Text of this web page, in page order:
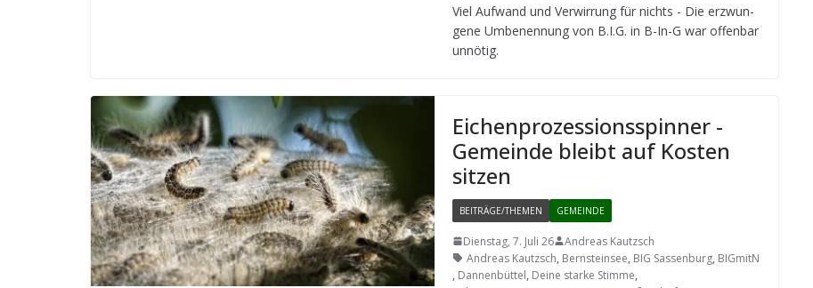
Viel Auf­wand und Ver­wir­rung für nichts - Die erzwun­
gene Umbe­nen­nung von B.I.G. in B-In-G war offen­bar
unnötig.
Eichen­pro­zes­si­ons­spin­ner -
Gemeinde bleibt auf Kos­ten
sitzen
BEITRÄGE/THEMEN GEMEINDE
Dienstag, 7. Juli 26
Andreas Kautzsch
Andreas Kautzsch, Bernsteinsee, BIG Sassenburg, BIGmitN
, Dannenbüttel, Deine starke Stimme,